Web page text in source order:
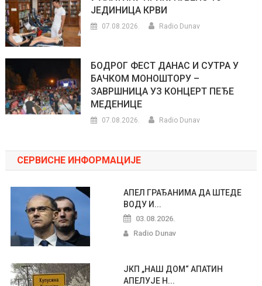
ЈЕДИНИЦА КРВИ
07.08.2026. Radio Dunav
БОДРОГ ФЕСТ ДАНАС И СУТРА У
БАЧКОМ МОНОШТОРУ –
ЗАВРШНИЦА УЗ КОНЦЕРТ ПЕЂЕ
МЕДЕНИЦЕ
07.08.2026. Radio Dunav
СЕРВИСНЕ ИНФОРМАЦИЈЕ
АПЕЛ ГРАЂАНИМА ДА ШТЕДЕ
ВОДУ И...
03.08.2026.
Radio Dunav
ЈКП „НАШ ДОМ“ АПАТИН
АПЕЛУЈЕ Н...